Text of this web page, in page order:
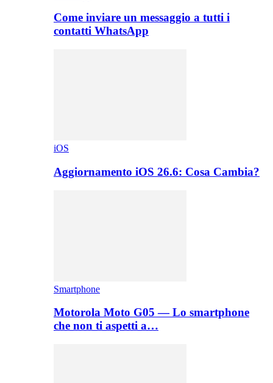
Come inviare un messaggio a tutti i
contatti WhatsApp
iOS
Aggiornamento iOS 26.6: Cosa Cambia?
Smartphone
Motorola Moto G05 — Lo smartphone
che non ti aspetti a…